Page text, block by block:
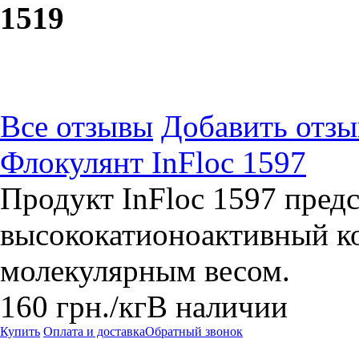
1519
Все отзывы Добавить
Флокулянт InFloc 1597
Продукт InFloc 1597
высококатионоактивный
молекулярным весом.
160 грн./кгВ наличии
Купить Оплата и доставкаОбратный звонок